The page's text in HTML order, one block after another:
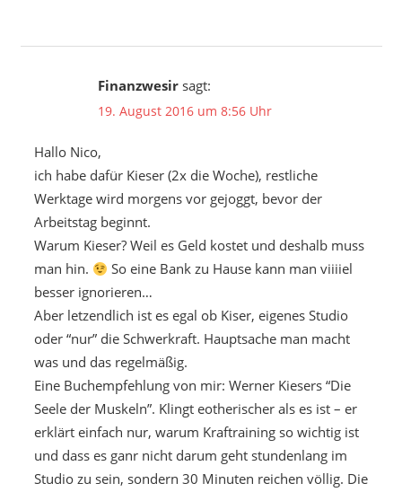
Finanzwesir sagt:
19. August 2016 um 8:56 Uhr
Hallo Nico,
ich habe dafür Kieser (2x die Woche), restliche
Werktage wird morgens vor gejoggt, bevor der
Arbeitstag beginnt.
Warum Kieser? Weil es Geld kostet und deshalb muss
man hin.
So eine Bank zu Hause kann man viiiiel
besser ignorieren…
Aber letzendlich ist es egal ob Kiser, eigenes Studio
oder “nur” die Schwerkraft. Hauptsache man macht
was und das regelmäßig.
Eine Buchempfehlung von mir: Werner Kiesers “Die
Seele der Muskeln”. Klingt eotherischer als es ist – er
erklärt einfach nur, warum Kraftraining so wichtig ist
und dass es ganr nicht darum geht stundenlang im
Studio zu sein, sondern 30 Minuten reichen völlig. Die